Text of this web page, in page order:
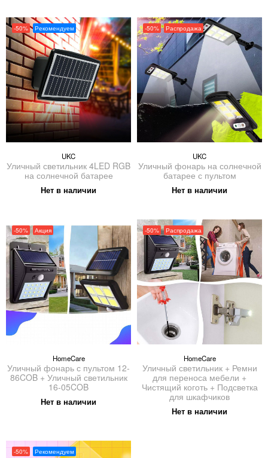
-50% Рекомендуем
UKC
Уличный светильник 4LED RGB
на солнечной батарее
Нет в наличии
-50% Распродажа
UKC
Уличный фонарь на солнечной
батарее с пультом
Нет в наличии
-50% Акция
HomeCare
Уличный фонарь с пультом 12-
86COB + Уличный светильник
16-05COB
Нет в наличии
-50% Распродажа
HomeCare
Уличный светильник + Ремни
для переноса мебели +
Чистящий коготь + Подсветка
для шкафчиков
Нет в наличии
-50% Рекомендуем